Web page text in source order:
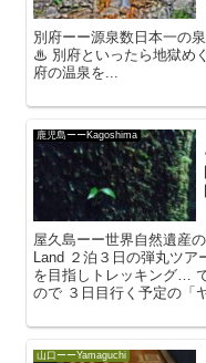
別府ーー源泉数日本一の
♨ 別府といったら地獄め
府の温泉を...
鹿児島ーーKagoshima
屋久島ーー世界自然遺産
Land ２泊３日の弾丸ツ
を目指しトレッキング…
ので ３日目行く予定の「
山口ーーYamaguchi